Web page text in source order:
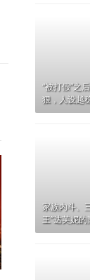
“被打假”之
狠，人设越
家族内斗、
王”达芙妮